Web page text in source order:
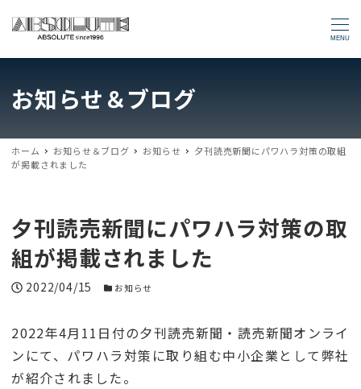
MENU
お知らせ＆ブログ
ホーム お知らせ＆ブログ お知らせ
夕刊読売新聞にパワハラ対策の取組
が掲載されました
夕刊読売新聞にパワハラ対策の取
組が掲載されました
投稿日
2022/04/15 お知らせカテゴリー
お知らせ
2022年4月11日付の夕刊読売新聞・読売新聞オンライ
ンにて、パワハラ対策に取り組む中小企業として弊社
が紹介されました。